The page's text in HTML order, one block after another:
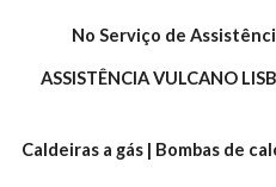
No Serviço de
ASSISTÊNCIA VULCANO
Caldeiras a gás | Bombas de